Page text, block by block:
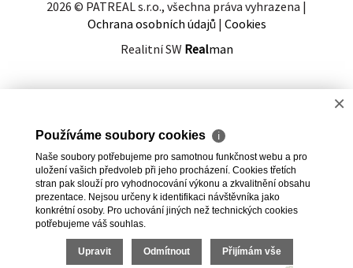
2026 © PATREAL s.r.o., všechna práva vyhrazena |
Ochrana osobních údajů | Cookies
Realitní SW Realman
×
Používáme soubory cookies ℹ
Naše soubory potřebujeme pro samotnou funkčnost webu a pro
uložení vašich předvoleb při jeho procházení. Cookies třetích
stran pak slouží pro vyhodnocování výkonu a zkvalitnění obsahu
prezentace. Nejsou určeny k identifikaci návštěvníka jako
konkrétní osoby. Pro uchování jiných než technických cookies
potřebujeme váš souhlas.
Upravit Odmítnout Přijímám vše